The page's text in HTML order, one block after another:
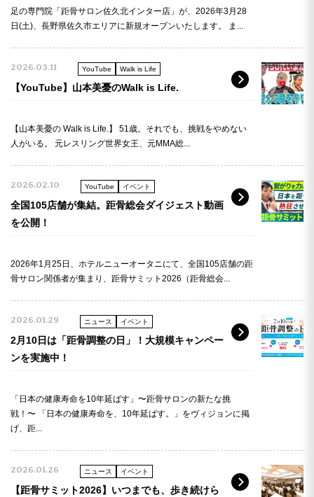
足の専門院「距骨サロン佐久北インター店」が、2026年3月28
日(土)、長野県佐久市エリアに新規オープンいたします。 ま...
2026.03.11 YouTube Walk is Life
【YouTube】山本美憂のWalk is Life.
【山本美憂の Walk is Life.】 51歳。それでも、挑戦をやめない
人がいる。 元レスリング世界女王、元MMA総...
2026.02.10 YouTube イベント
全国105店舗が集結。距骨総会ダイジェスト動画
を公開！
2026年1月25日、ホテルニューオータニにて、全国105店舗の距
骨サロン関係者が集まり、距骨サミット2026（距骨総会...
2026.01.29 ニュース イベント
2月10日は「距骨調整の日」！大規模キャンペー
ンを実施中！
「日本の健康寿命を10年延ばす」〜距骨サロンの新たな挑
戦！〜 「日本の健康寿命を、10年延ばす。」をヴィジョンに掲
げ、距...
2026.01.26 ニュース イベント
【距骨サミット2026】いつまでも、歩き続けら